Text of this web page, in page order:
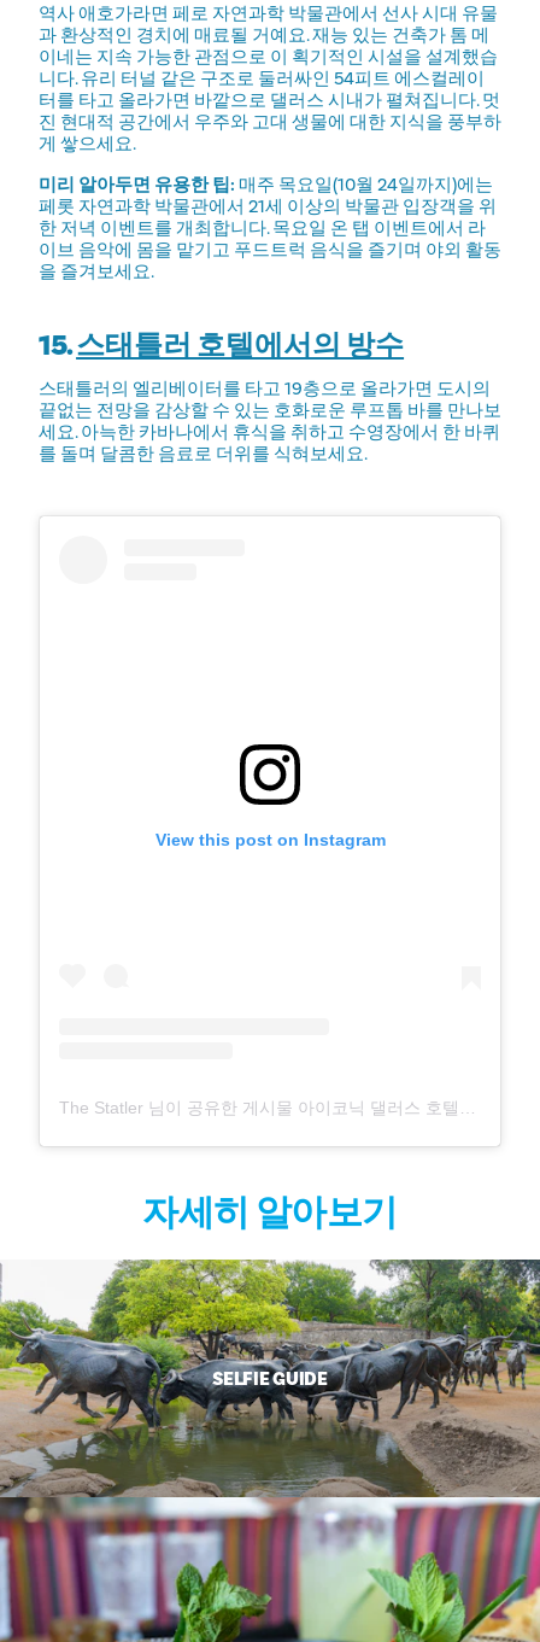
역사 애호가라면 페로 자연과학 박물관에서 선사 시대 유물
과 환상적인 경치에 매료될 거예요. 재능 있는 건축가 톰 메
이네는 지속 가능한 관점으로 이 획기적인 시설을 설계했습
니다. 유리 터널 같은 구조로 둘러싸인 54피트 에스컬레이
터를 타고 올라가면 바깥으로 댈러스 시내가 펼쳐집니다. 멋
진 현대적 공간에서 우주와 고대 생물에 대한 지식을 풍부하
게 쌓으세요.
미리 알아두면 유용한 팁: 매주 목요일(10월 24일까지)에는
페롯 자연과학 박물관에서 21세 이상의 박물관 입장객을 위
한 저녁 이벤트를 개최합니다. 목요일 온 탭 이벤트에서 라
이브 음악에 몸을 맡기고 푸드트럭 음식을 즐기며 야외 활동
을 즐겨보세요.
15.스태틀러 호텔에서의 방수
스태틀러의 엘리베이터를 타고 19층으로 올라가면 도시의
끝없는 전망을 감상할 수 있는 호화로운 루프톱 바를 만나보
세요. 아늑한 카바나에서 휴식을 취하고 수영장에서 한 바퀴
를 돌며 달콤한 음료로 더위를 식혀보세요.
View this post on Instagram
자세히 알아보기
SELFIE GUIDE